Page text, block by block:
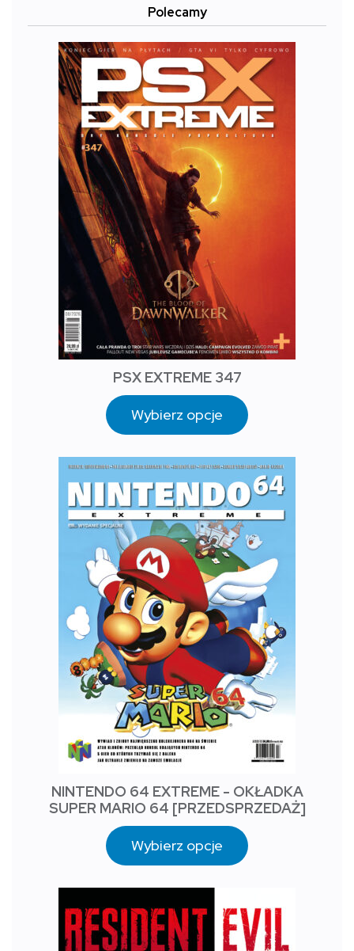
Polecamy
PSX EXTREME 347
Wybierz opcje
NINTENDO 64 EXTREME - OKŁADKA
SUPER MARIO 64 [PRZEDSPRZEDAŻ]
Wybierz opcje